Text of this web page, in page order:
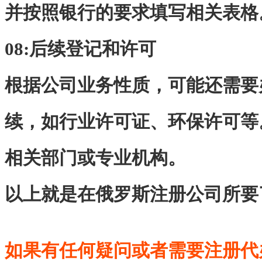
并按照银行的要求填写相关表
08:后续登记和许可
根据公司业务性质，可能还需
续，如行业许可证、环保许可
相关部门或专业机构。
以上就是在俄罗斯注册公司所
如果有任何疑问或者需要注册